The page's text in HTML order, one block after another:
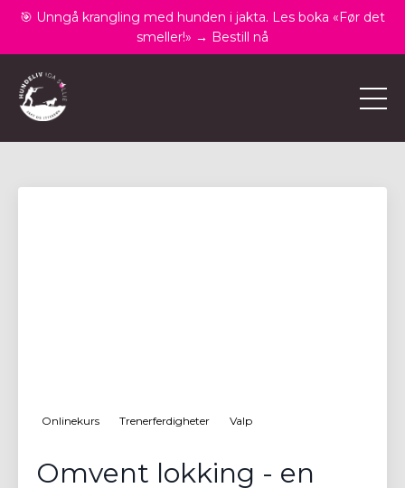
🎯 Unngå krangling med hunden i jakta. Les boka «Før det
smeller!» → Bestill nå
Onlinekurs Trenerferdigheter Valp
Omvent lokking - en